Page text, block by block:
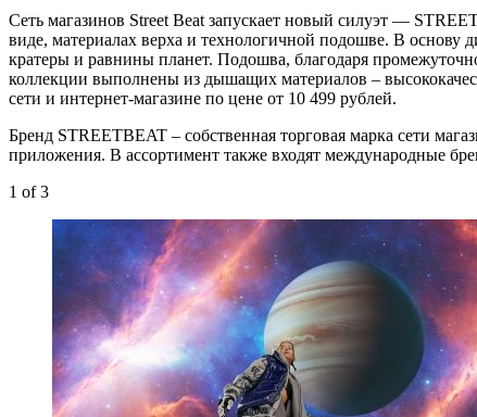
Сеть магазинов Street Beat запускает новый силуэт —
виде, материалах верха и технологичной подошве. В основу
кратеры и равнины планет. Подошва, благодаря
коллекции выполнены из дышащих материалов –
сети и интернет-магазине по цене от 10 499 рублей.
Бренд STREETBEAT – собственная торговая марка сети
приложения. В ассортимент также входят международные
1 of 3